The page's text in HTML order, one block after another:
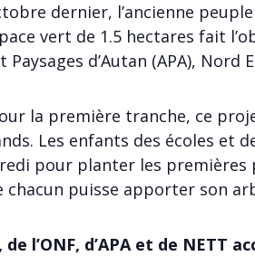
dernier, l’ancienne
vert de 1.5 hectares fait
Paysages d’Autan (APA),
la première tranche, ce
Les enfants des écoles et
pour planter les
puisse apporter son
l’ONF, d’APA et de NETT